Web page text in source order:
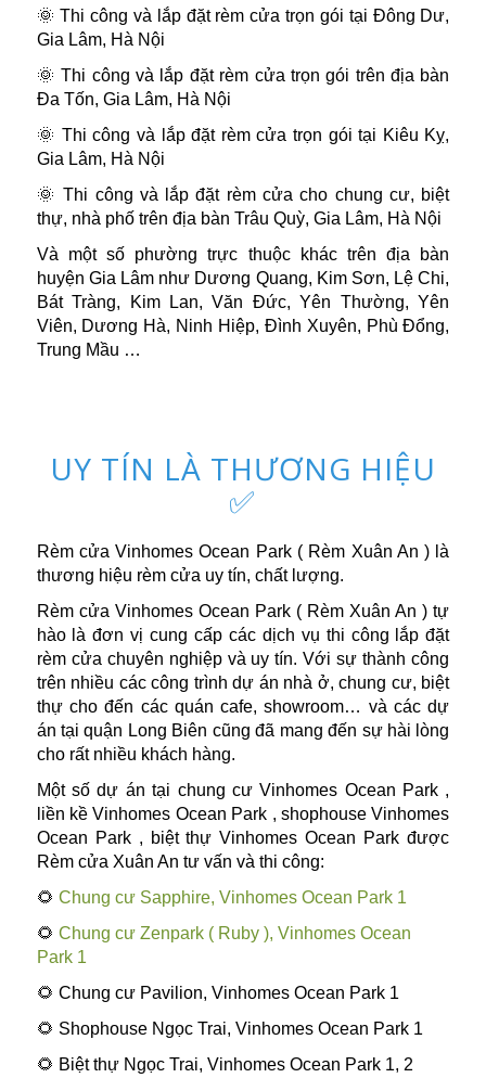
🌞 Thi công và lắp đặt rèm cửa trọn gói tại Đông Dư,
Gia Lâm, Hà Nội
🌞 Thi công và lắp đặt rèm cửa trọn gói trên địa bàn
Đa Tốn, Gia Lâm, Hà Nội
🌞 Thi công và lắp đặt rèm cửa trọn gói tại Kiêu Kỵ,
Gia Lâm, Hà Nội
🌞 Thi công và lắp đặt rèm cửa cho chung cư, biệt
thự, nhà phố trên địa bàn Trâu Quỳ, Gia Lâm, Hà Nội
Và một số phường trực thuộc khác trên địa bàn
huyện Gia Lâm như Dương Quang, Kim Sơn, Lệ Chi,
Bát Tràng, Kim Lan, Văn Đức, Yên Thường, Yên
Viên, Dương Hà, Ninh Hiệp, Đình Xuyên, Phù Đổng,
Trung Mầu …
UY TÍN LÀ THƯƠNG HIỆU
✅
Rèm cửa Vinhomes Ocean Park ( Rèm Xuân An ) là
thương hiệu rèm cửa uy tín, chất lượng.
Rèm cửa Vinhomes Ocean Park ( Rèm Xuân An ) tự
hào là đơn vị cung cấp các dịch vụ thi công lắp đặt
rèm cửa chuyên nghiệp và uy tín. Với sự thành công
trên nhiều các công trình dự án nhà ở, chung cư, biệt
thự cho đến các quán cafe, showroom… và các dự
án tại quận Long Biên cũng đã mang đến sự hài lòng
cho rất nhiều khách hàng.
Một số dự án tại chung cư Vinhomes Ocean Park ,
liền kề Vinhomes Ocean Park , shophouse Vinhomes
Ocean Park , biệt thự Vinhomes Ocean Park được
Rèm cửa Xuân An tư vấn và thi công:
🌻 Chung cư Sapphire, Vinhomes Ocean Park 1
🌻 Chung cư Zenpark ( Ruby ), Vinhomes Ocean
Park 1
🌻 Chung cư Pavilion, Vinhomes Ocean Park 1
🌻 Shophouse Ngọc Trai, Vinhomes Ocean Park 1
🌻 Biệt thự Ngọc Trai, Vinhomes Ocean Park 1, 2